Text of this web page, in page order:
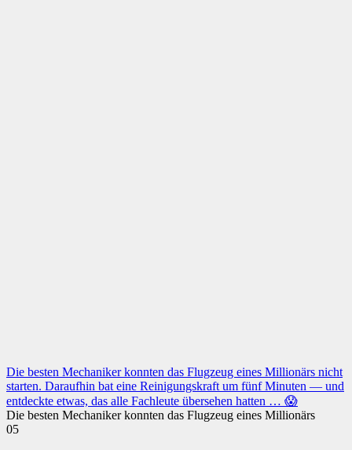
Die besten Mechaniker konnten das Flugzeug eines Millionärs nicht
starten. Daraufhin bat eine Reinigungskraft um fünf Minuten — und
entdeckte etwas, das alle Fachleute übersehen hatten … 😱
Die besten Mechaniker konnten das Flugzeug eines Millionärs
05